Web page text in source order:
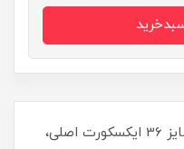
آچار یکسر رینگ و یکسر تخت سایز 36 ایکسکورت اصلی،